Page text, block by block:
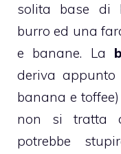
solita base di
burro ed una
e banane. La
deriva
banana e
non si tratta
potrebbe